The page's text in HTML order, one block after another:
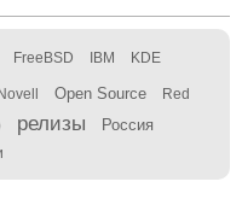
FreeBSD IBM KDE
Novell Open Source Red
релизы Россия